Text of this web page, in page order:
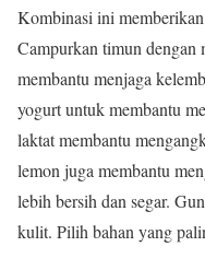
Kombinasi ini
Campurkan timun dengan
membantu menjaga
yogurt untuk membantu
laktat membantu
lemon juga membantu
lebih bersih dan segar.
kulit. Pilih bahan yang